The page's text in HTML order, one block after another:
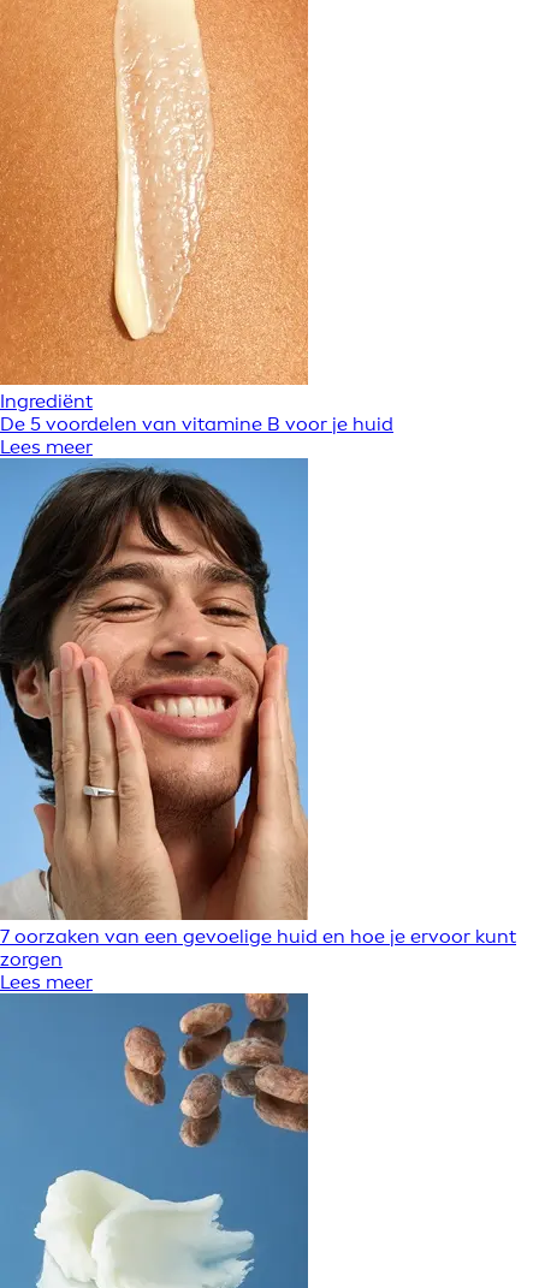
Ingrediënt
De 5 voordelen van vitamine B voor je huid
Lees meer
7 oorzaken van een gevoelige huid en hoe je ervoor kunt
zorgen
Lees meer